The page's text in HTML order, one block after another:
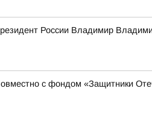
России Владимир
с фондом «Защитники